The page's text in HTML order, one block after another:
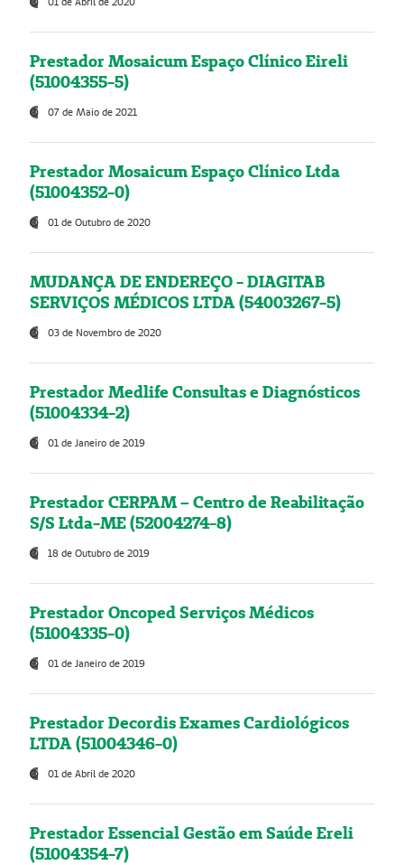
Prestador Mosaicum Espaço Clínico Eireli
(51004355-5)
07 de Maio de 2021
Prestador Mosaicum Espaço Clínico Ltda
(51004352-0)
01 de Outubro de 2020
MUDANÇA DE ENDEREÇO - DIAGITAB
SERVIÇOS MÉDICOS LTDA (54003267-5)
03 de Novembro de 2020
Prestador Medlife Consultas e Diagnósticos
(51004334-2)
01 de Janeiro de 2019
Prestador CERPAM – Centro de Reabilitação
S/S Ltda-ME (52004274-8)
18 de Outubro de 2019
Prestador Oncoped Serviços Médicos
(51004335-0)
01 de Janeiro de 2019
Prestador Decordis Exames Cardiológicos
LTDA (51004346-0)
01 de Abril de 2020
Prestador Essencial Gestão em Saúde Ereli
(51004354-7)